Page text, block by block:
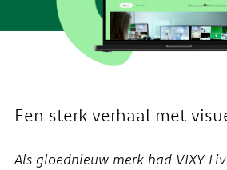
Een sterk verhaal met
Als gloednieuw merk had VIXY